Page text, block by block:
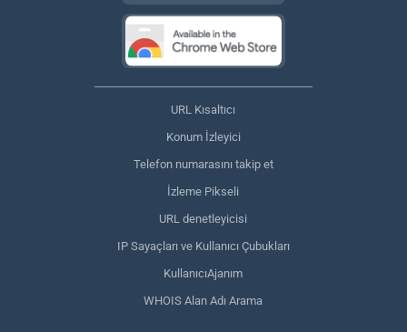
URL Kısaltıcı
Konum İzleyici
Telefon numarasını takip et
İzleme Pikseli
URL denetleyicisi
IP Sayaçları ve Kullanıcı Çubukları
KullanıcıAjanım
WHOIS Alan Adı Arama